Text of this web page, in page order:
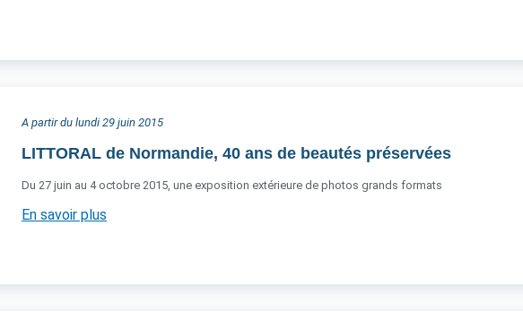
A partir du lundi 29 juin 2015
LITTORAL de Normandie, 40 ans de beautés préservées
Du 27 juin au 4 octobre 2015, une exposition extérieure de photos grands formats
En savoir plus